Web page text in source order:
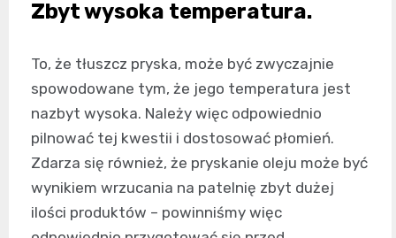
Zbyt wysoka temperatura.
To, że tłuszcz pryska, może być zwyczajnie
spowodowane tym, że jego temperatura jest
nazbyt wysoka. Należy więc odpowiednio
pilnować tej kwestii i dostosować płomień.
Zdarza się również, że pryskanie oleju może być
wynikiem wrzucania na patelnię zbyt dużej
ilości produktów – powinniśmy więc